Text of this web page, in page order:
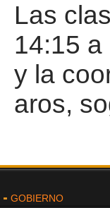
Las
14:15
y la
aros,
GOBIERNO